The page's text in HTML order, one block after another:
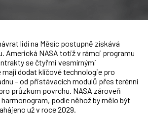
lidí na Měsíc postupně získává
Americká NASA totiž v rámci programu
se čtyřmi vesmírnými
dodat klíčové technologie pro
– od přistávacích modulů přes terénní
průzkum povrchu. NASA zároveň
podle něhož by mělo být
už v roce 2029.